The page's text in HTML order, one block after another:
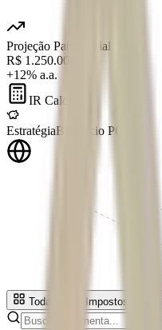
Projeção Patrimonial
R$ 1.250.000
+12% a.a.
IR Calc
EstratégiaBenefício PGBL
Todas Impostos